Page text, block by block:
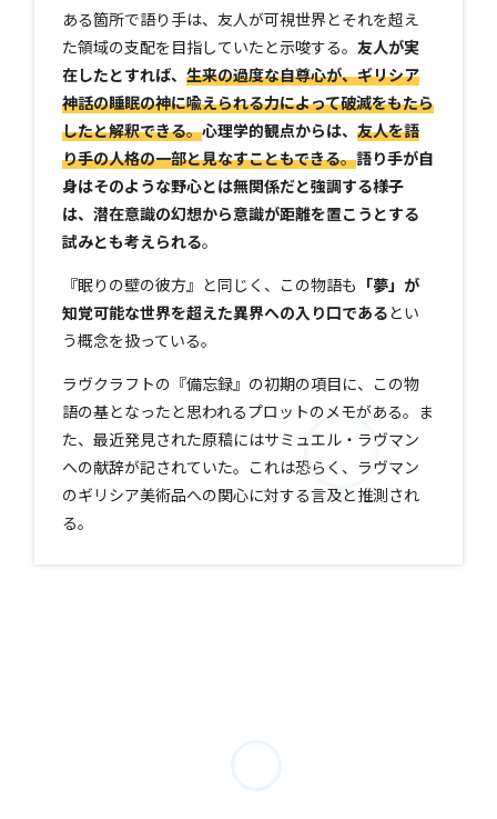
ある箇所で語り手は、友人が可視世界とそれを超え
た領域の支配を目指していたと示唆する。友人が実
在したとすれば、生来の過度な自尊心が、ギリシア
神話の睡眠の神に喩えられる力によって破滅をもたら
したと解釈できる。心理学的観点からは、友人を語
り手の人格の一部と見なすこともできる。語り手が自
身はそのような野心とは無関係だと強調する様子
は、潜在意識の幻想から意識が距離を置こうとする
試みとも考えられる。
『眠りの壁の彼方』と同じく、この物語も 「夢」が
知覚可能な世界を超えた異界への入り口であるとい
う概念を扱っている。
ラヴクラフトの『備忘録』の初期の項目に、この物
語の基となったと思われるプロットのメモがある。ま
た、最近発見された原稿にはサミュエル・ラヴマン
への献辞が記されていた。これは恐らく、ラヴマン
のギリシア美術品への関心に対する言及と推測され
る。